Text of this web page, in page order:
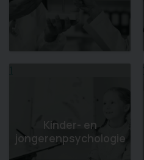
1
Kinder- en
jongerenpsychologie